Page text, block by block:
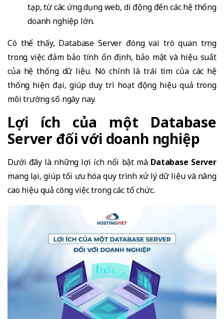
tạp, từ các ứng dụng web, di động đến các hệ thống
doanh nghiệp lớn.
Có thể thấy, Database Server đóng vai trò quan trọng
trong việc đảm bảo tính ổn định, bảo mật và hiệu suất
của hệ thống dữ liệu. Nó chính là trái tim của các hệ
thống hiện đại, giúp duy trì hoạt động hiệu quả trong
môi trường số ngày nay.
Lợi ích của một Database
Server đối với doanh nghiệp
Dưới đây là những lợi ích nổi bật màDatabase Server
mang lại, giúp tối ưu hóa quy trình xử lý dữ liệu và nâng
cao hiệu quả công việc trong các tổ chức.